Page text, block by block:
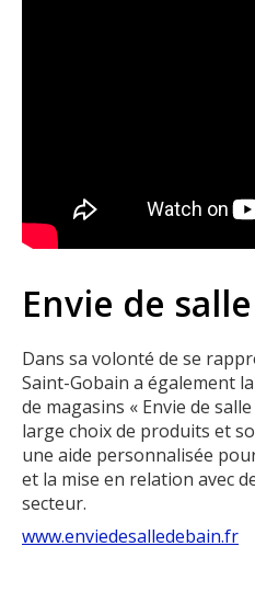
Envie de
Dans sa volonté de se
Saint-Gobain a également
de magasins « Envie de
large choix de produits et
une aide personnalisée
et la mise en relation avec
secteur.
www.enviedesalledebain.fr